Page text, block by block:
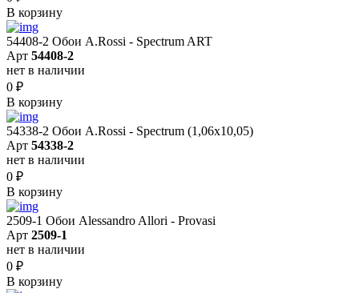
В корзину
54408-2 Обои A.Rossi - Spectrum ART
Арт 54408-2
нет в наличии
0 ₽
В корзину
54338-2 Обои A.Rossi - Spectrum (1,06x10,05)
Арт 54338-2
нет в наличии
0 ₽
В корзину
2509-1 Обои Alessandro Allori - Provasi
Арт 2509-1
нет в наличии
0 ₽
В корзину